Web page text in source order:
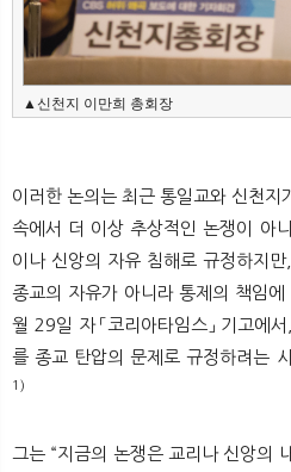
▲신천지 이만희 총회장
이러한 논의는 최근 통일교와 신천지
속에서 더 이상 추상적인 논쟁이 아
이나 신앙의 자유 침해로 규정하지
종교의 자유가 아니라 통제의 책임
월 29일 자 「코리아타임스」 기고에
를 종교 탄압의 문제로 규정하려는
1)
그는 “지금의 논쟁은 교리나 신앙의